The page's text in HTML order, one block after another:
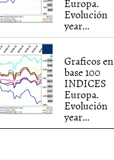
Europa.
Evolución
year...
Graficos en
base 100
INDICES
Europa.
Evolución
year...